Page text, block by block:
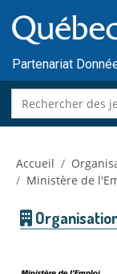
au
contenu
Partenariat
Accueil
Ministère de